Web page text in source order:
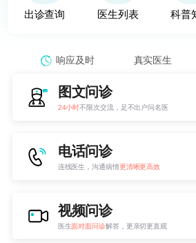
出诊查询 医生列表 科普
响应及时 真实医生
图文问诊
24小时不限次交流，足不出户问名医
电话问诊
连线医生，沟通病情更清晰更高效
视频问诊
医生面对面问诊解答，更亲切更直观